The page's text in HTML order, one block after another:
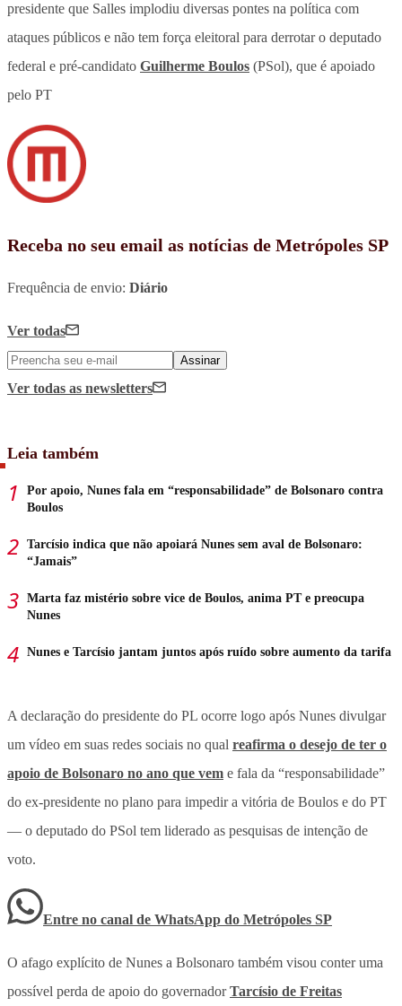
presidente que Salles implodiu diversas pontes na política com
ataques públicos e não tem força eleitoral para derrotar o deputado
federal e pré-candidato Guilherme Boulos (PSol), que é apoiado
pelo PT
Receba no seu email as notícias de Metrópoles SP
Frequência de envio: Diário
Ver todas
Assinar
Ver todas as newsletters
Leia também
Por apoio, Nunes fala em “responsabilidade” de Bolsonaro contra
Boulos
Tarcísio indica que não apoiará Nunes sem aval de Bolsonaro:
“Jamais”
Marta faz mistério sobre vice de Boulos, anima PT e preocupa
Nunes
Nunes e Tarcísio jantam juntos após ruído sobre aumento da tarifa
A declaração do presidente do PL ocorre logo após Nunes divulgar
um vídeo em suas redes sociais no qual reafirma o desejo de ter o
apoio de Bolsonaro no ano que vem e fala da “responsabilidade”
do ex-presidente no plano para impedir a vitória de Boulos e do PT
— o deputado do PSol tem liderado as pesquisas de intenção de
voto.
Entre no canal de WhatsApp do Metrópoles SP
O afago explícito de Nunes a Bolsonaro também visou conter uma
possível perda de apoio do governadorTarcísio de Freitas